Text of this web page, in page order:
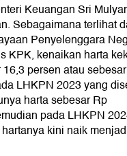
Keuangan Sri
Sebagaimana terlihat
Penyelenggara
KPK, kenaikan harta
persen atau
LHKPN 2023 yang
harta sebesar Rp
pada LHKPN
kini naik